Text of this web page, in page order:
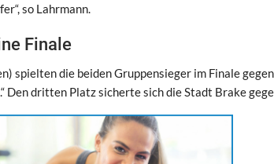
so Lahrmann.
Finale
spielten die beiden Gruppensieger im Finale
Den dritten Platz sicherte sich die Stadt Brake